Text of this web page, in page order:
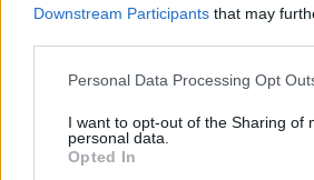
Downstream Participants that may
Please note that this website/app uses
not limited to your visit or usage
grant or deny consent to Google and
use your data for below specified
Personal Data Processing Opt
I want to opt-out of the Sharing of
personal data.
Opted In
Sigue leyendo
FINANZAS